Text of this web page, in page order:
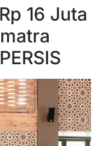
16 Juta